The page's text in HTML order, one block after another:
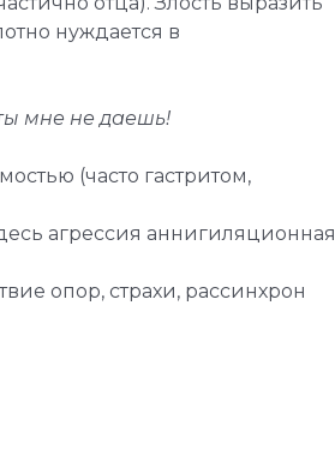
нуждается в
мне не даешь!
(часто гастритом,
агрессия аннигиляционная
опор, страхи, рассинхрон